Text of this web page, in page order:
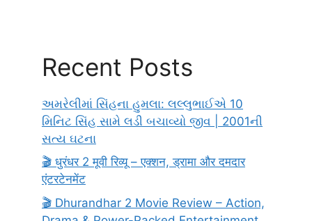
Recent Posts
અમરેલીમાં સિંહના હુમલા: લલ્લુભાઈએ 10
મિનિટ સિંહ સામે લડી બચાવ્યો જીવ | 2001ની
સત્ય ઘટના
🎬 धुरंधर 2 मूवी रिव्यू – एक्शन, ड्रामा और दमदार
एंटरटेनमेंट
🎬 Dhurandhar 2 Movie Review – Action,